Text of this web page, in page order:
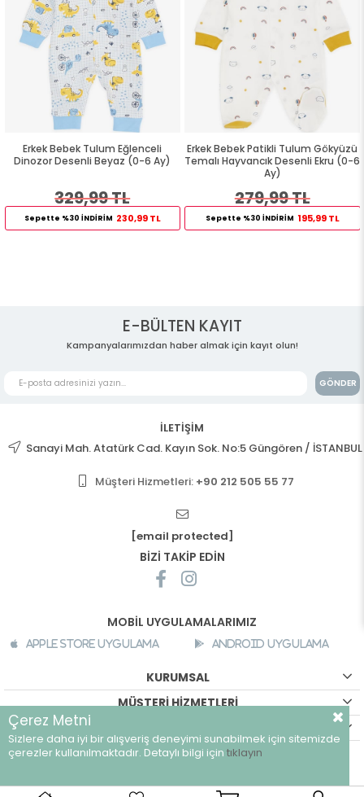
Erkek Bebek Tulum Eğlenceli
Dinozor Desenli Beyaz (0-6 Ay)
329,99 TL
Sepette %30 İNDİRİM 230,99 TL
Erkek Bebek Patikli Tulum Gökyüzü
Temalı Hayvancık Desenli Ekru (0-6
Ay)
279,99 TL
Sepette %30 İNDİRİM 195,99 TL
E-BÜLTEN KAYIT
Kampanyalarımızdan haber almak için kayıt olun!
GÖNDER
İLETİŞİM
Sanayi Mah. Atatürk Cad. Kayın Sok. No:5 Güngören / İSTANBUL
Müşteri Hizmetleri: +90 212 505 55 77
[email protected]
BİZİ TAKİP EDİN
MOBİL UYGULAMALARIMIZ
Apple Store Uygulama Android Uygulama
KURUMSAL
MÜŞTERİ HİZMETLERİ
©breeze.com.tr - Tüm hakları saklıdır.
Çerez Metni
Sizlere daha iyi bir alışveriş deneyimi sunabilmek için sitemizde
çerezler kullanılmaktadır. Detaylı bilgi için tıklayın